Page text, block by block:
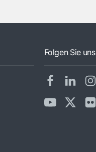
Folgen Sie uns